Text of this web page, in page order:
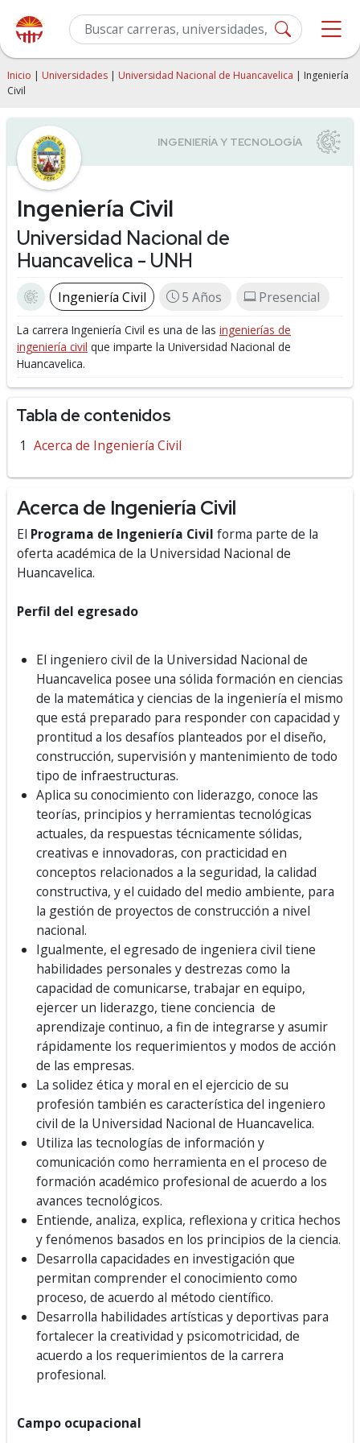
Inicio | Universidades | Universidad Nacional de Huancavelica | Ingeniería
Civil
Ingeniería Civil
Universidad Nacional de
Huancavelica - UNH
Ingeniería Civil 5 Años Presencial
La carrera Ingeniería Civil es una de las ingenierías de
ingeniería civil que imparte la Universidad Nacional de
Huancavelica.
Tabla de contenidos
Acerca de Ingeniería Civil
Acerca de Ingeniería Civil
El Programa de Ingeniería Civil forma parte de la
oferta académica de la Universidad Nacional de
Huancavelica.
Perfil del egresado
El ingeniero civil de la Universidad Nacional de
Huancavelica posee una sólida formación en ciencias
de la matemática y ciencias de la ingeniería el mismo
que está preparado para responder con capacidad y
prontitud a los desafíos planteados por el diseño,
construcción, supervisión y mantenimiento de todo
tipo de infraestructuras.
Aplica su conocimiento con liderazgo, conoce las
teorías, principios y herramientas tecnológicas
actuales, da respuestas técnicamente sólidas,
creativas e innovadoras, con practicidad en
conceptos relacionados a la seguridad, la calidad
constructiva, y el cuidado del medio ambiente, para
la gestión de proyectos de construcción a nivel
nacional.
Igualmente, el egresado de ingeniera civil tiene
habilidades personales y destrezas como la
capacidad de comunicarse, trabajar en equipo,
ejercer un liderazgo, tiene conciencia de
aprendizaje continuo, a fin de integrarse y asumir
rápidamente los requerimientos y modos de acción
de las empresas.
La solidez ética y moral en el ejercicio de su
profesión también es característica del ingeniero
civil de la Universidad Nacional de Huancavelica.
Utiliza las tecnologías de información y
comunicación como herramienta en el proceso de
formación académico profesional de acuerdo a los
avances tecnológicos.
Entiende, analiza, explica, reflexiona y critica hechos
y fenómenos basados en los principios de la ciencia.
Desarrolla capacidades en investigación que
permitan comprender el conocimiento como
proceso, de acuerdo al método científico.
Desarrolla habilidades artísticas y deportivas para
fortalecer la creatividad y psicomotricidad, de
acuerdo a los requerimientos de la carrera
profesional.
Campo ocupacional